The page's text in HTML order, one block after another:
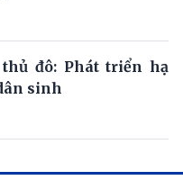
đô: Phát triển hạ
sinh